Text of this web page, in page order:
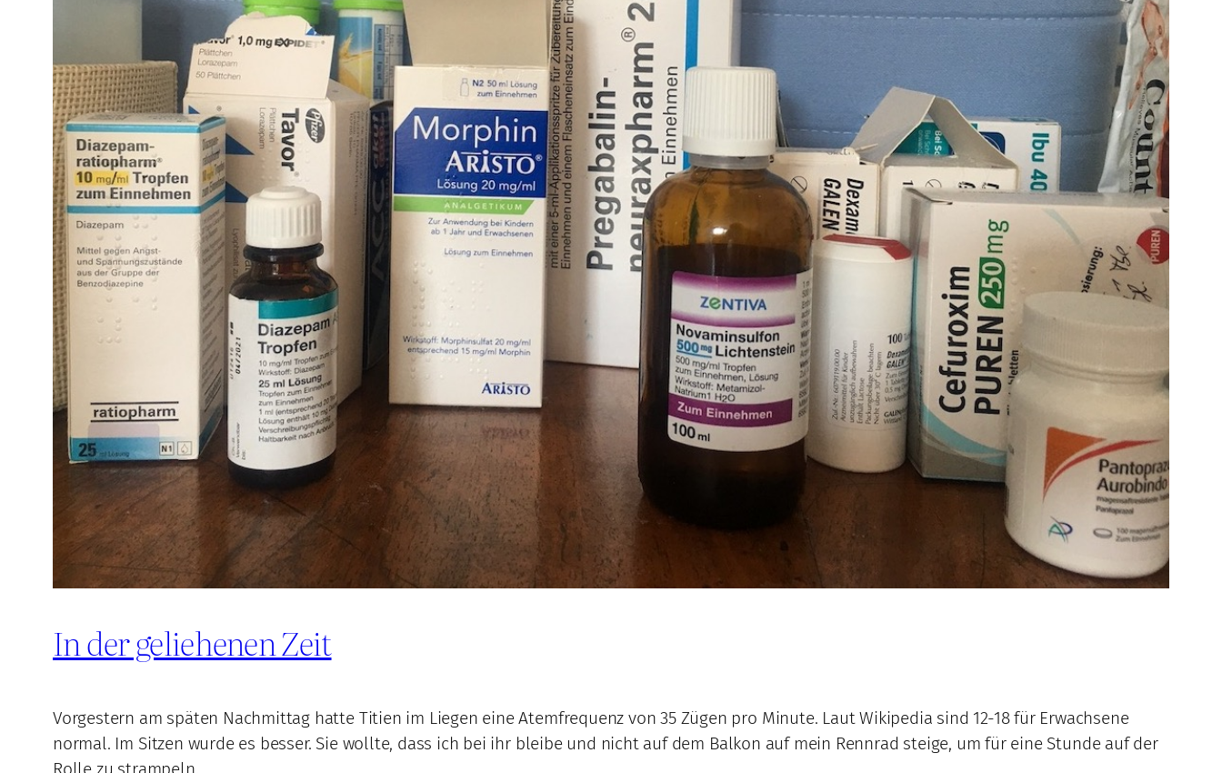
In der geliehenen Zeit
Vorgestern am späten Nachmittag hatte Titien im Liegen eine Atemfrequenz von 35 Zügen pro Minute. Laut Wikipedia sind 12-18 für Erwachsene
normal. Im Sitzen wurde es besser. Sie wollte, dass ich bei ihr bleibe und nicht auf dem Balkon auf mein Rennrad steige, um für eine Stunde auf der